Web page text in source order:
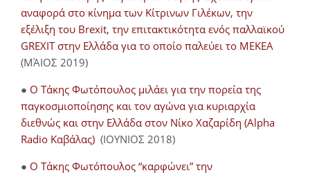
αναφορά στο κίνημα των Κίτρινων Γιλέκων, την
εξέλιξη του Brexit, την επιτακτικότητα ενός παλλαϊκού
GREXIT στην Ελλάδα για το οποίο παλεύει το ΜΕΚΕΑ
(ΜΆΙΟΣ 2019)
● Ο Τάκης Φωτόπουλος μιλάει για την πορεία της
παγκοσμιοποίησης και τον αγώνα για κυριαρχία
διεθνώς και στην Ελλάδα στον Νίκο Χαζαρίδη (Alpha
Radio Καβάλας) (ΙΟΥΝΙΟΣ 2018)
● Ο Τάκης Φωτόπουλος “καρφώνει” την